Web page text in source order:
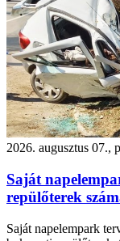
2026. augusztus 07.,
Saját
repülőterek
Saját napelempark